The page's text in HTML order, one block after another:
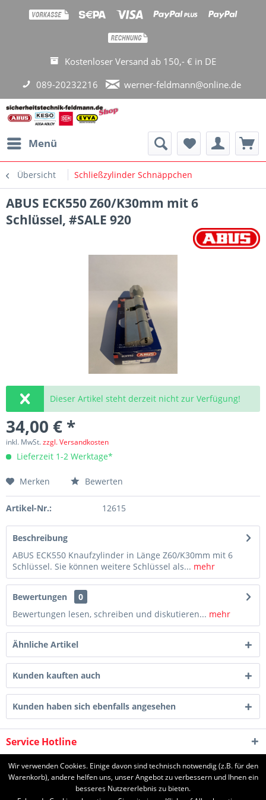
Kostenloser Versand ab 150,- € in DE
089-20232216
werner-feldmann@online.de
Menü
Übersicht Schließzylinder Schnäppchen
ABUS ECK550 Z60/K30mm mit 6
Schlüssel, #SALE 920
Dieser Artikel steht derzeit nicht zur Verfügung!
34,00 € *
inkl. MwSt.zzgl. Versandkosten
Lieferzeit 1-2 Werktage*
Merken Bewerten
Artikel-Nr.: 12615
Beschreibung
ABUS ECK550 Knaufzylinder in Länge Z60/K30mm mit 6
Schlüssel. Sie können weitere Schlüssel als... mehr
Bewertungen
0
Bewertungen lesen, schreiben und diskutieren... mehr
Ähnliche Artikel
Kunden kauften auch
Kunden haben sich ebenfalls angesehen
Service Hotline
Shop Service
Wir verwenden Cookies. Einige davon sind technisch notwendig (z.B. für den
Warenkorb), andere helfen uns, unser Angebot zu verbessern und Ihnen ein
besseres Nutzererlebnis zu bieten.